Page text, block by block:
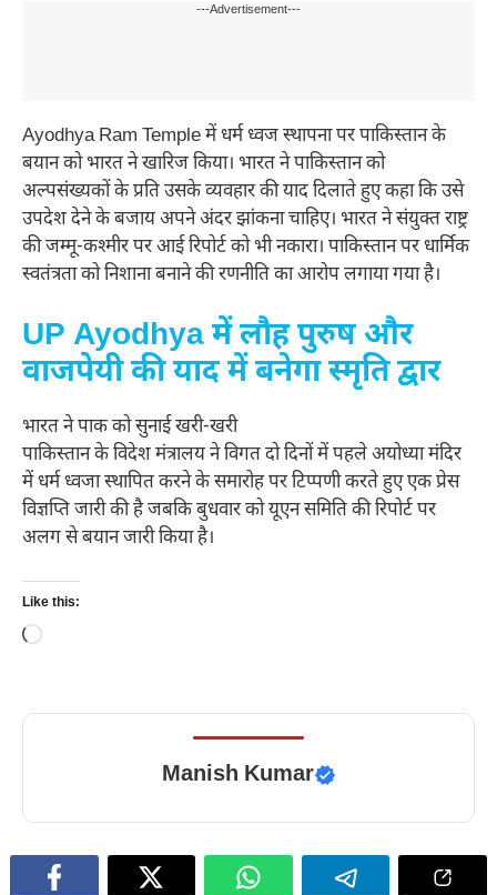
---Advertisement---
Ayodhya Ram Temple में धर्म ध्वज स्थापना पर पाकिस्तान के
बयान को भारत ने खारिज किया। भारत ने पाकिस्तान को
अल्पसंख्यकों के प्रति उसके व्यवहार की याद दिलाते हुए कहा कि उसे
उपदेश देने के बजाय अपने अंदर झांकना चाहिए। भारत ने संयुक्त राष्ट्र
की जम्मू-कश्मीर पर आई रिपोर्ट को भी नकारा। पाकिस्तान पर धार्मिक
स्वतंत्रता को निशाना बनाने की रणनीति का आरोप लगाया गया है।
UP Ayodhya में लौह पुरुष और
वाजपेयी की याद में बनेगा स्मृति द्वार
भारत ने पाक को सुनाई खरी-खरी
पाकिस्तान के विदेश मंत्रालय ने विगत दो दिनों में पहले अयोध्या मंदिर
में धर्म ध्वजा स्थापित करने के समारोह पर टिप्पणी करते हुए एक प्रेस
विज्ञप्ति जारी की है जबकि बुधवार को यूएन समिति की रिपोर्ट पर
अलग से बयान जारी किया है।
Like this:
Loading…
Manish Kumar